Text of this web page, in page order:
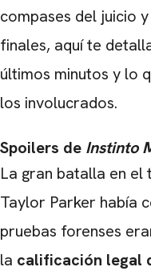
compases del juicio
finales, aquí te
últimos minutos y lo
los involucrados.
Spoilers de Instinto
La gran batalla en
Taylor Parker había
pruebas forenses
la calificación legal